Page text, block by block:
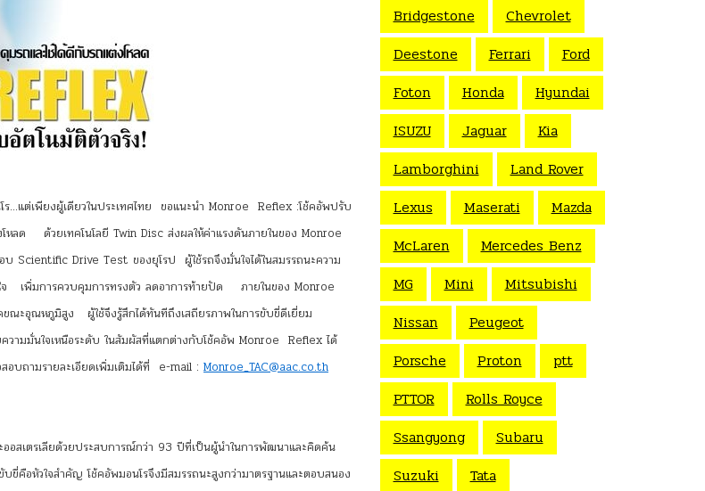
…แต่เพียงผู้เดียวในประเทศไทย ขอแนะนำ Monroe Reflex :โช้คอัพปรับ
หลด ด้วยเทคโนโลยี Twin Disc ส่งผลให้ค่าแรงดันภายในของ Monroe
Scientific Drive Test ของยุโรป ผู้ใช้รถจึงมั่นใจได้ในสมรรถนะความ
ใจ เพิ่มการควบคุมการทรงตัว ลดอาการท้ายปัด ภายในของ Monroe
ขณะอุณหภูมิสูง ผู้ใช้จึงรู้สึกได้ทันทีถึงเสถียรภาพในการขับขี่ดีเยี่ยม
มมั่นใจเหนือระดับ ในสัมผัสที่แตกต่างกับโช้คอัพ Monroe Reflex ได้
บถามรายละเอียดเพิ่มเติมได้ที่ e-mail : Monroe_TAC@aac.co.th
อสเตรเลียด้วยประสบการณ์กว่า 93 ปีที่เป็นผู้นำในการพัฒนาและคิดค้น
ขี่คือหัวใจสำคัญ โช้คอัพมอนโรจึงมีสมรรถนะสูงกว่ามาตรฐานและตอบสนอง
Bridgestone
Chevrolet
Deestone
Ferrari
Ford
Foton
Honda
Hyundai
ISUZU
Jaguar
Kia
Lamborghini
Land Rover
Lexus
Maserati
Mazda
McLaren
Mercedes Benz
MG
Mini
Mitsubishi
Nissan
Peugeot
Porsche
Proton
ptt
PTTOR
Rolls Royce
Ssangyong
Subaru
Suzuki
Tata